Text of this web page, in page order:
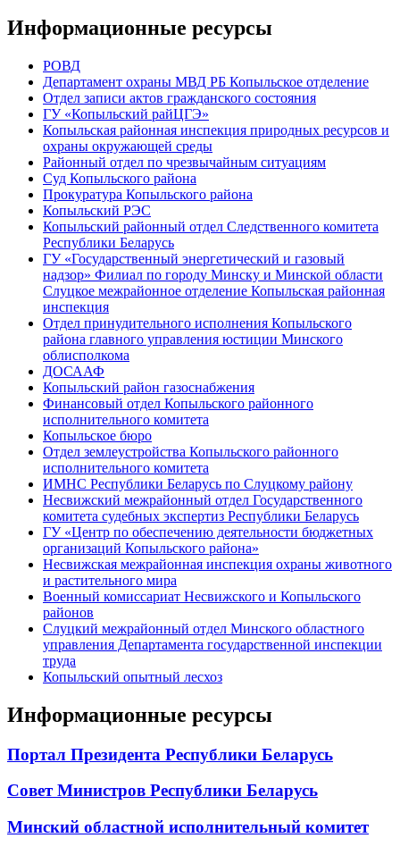
Информационные ресурсы
РОВД
Департамент охраны МВД РБ Копыльское отделение
Отдел записи актов гражданского состояния
ГУ «Копыльский райЦГЭ»
Копыльская районная инспекция природных ресурсов и
охраны окружающей среды
Районный отдел по чрезвычайным ситуациям
Суд Копыльского района
Прокуратура Копыльского района
Копыльский РЭС
Копыльский районный отдел Следственного комитета
Республики Беларусь
ГУ «Государственный энергетический и газовый
надзор» Филиал по городу Минску и Минской области
Слуцкое межрайонное отделение Копыльская районная
инспекция
Отдел принудительного исполнения Копыльского
района главного управления юстиции Минского
облисполкома
ДОСААФ
Копыльский район газоснабжения
Финансовый отдел Копыльского районного
исполнительного комитета
Копыльское бюро
Отдел землеустройства Копыльского районного
исполнительного комитета
ИМНС Республики Беларусь по Слуцкому району
Несвижский межрайонный отдел Государственного
комитета судебных экспертиз Республики Беларусь
ГУ «Центр по обеспечению деятельности бюджетных
организаций Копыльского района»
Несвижская межрайонная инспекция охраны животного
и растительного мира
Военный комиссариат Несвижского и Копыльского
районов
Слуцкий межрайонный отдел Минского областного
управления Департамента государственной инспекции
труда
Копыльский опытный лесхоз
Информационные ресурсы
Портал Президента Республики Беларусь
Совет Министров Республики Беларусь
Минский областной исполнительный комитет